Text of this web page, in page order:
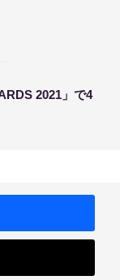
2021」で4